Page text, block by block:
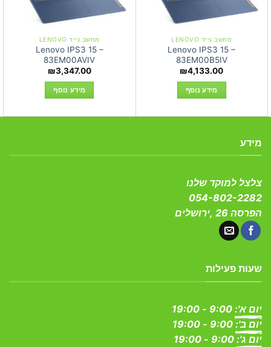
מחשב נייד LENOVO
Lenovo IPS3 15 –
83EM00B5IV
₪4,133.00
מידע נוסף
מחשב נייד LENOVO
Lenovo IPS3 15 –
83EM00AVIV
₪3,347.00
מידע נוסף
מידע
צלצל למוקד שלנו
054-802-2282
הפרסה 26 ,ירושלים
שעות פעילות
יום א':
יום ב':
יום ג':